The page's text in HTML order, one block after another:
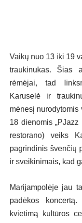
Vaikų nuo 13 iki 19
traukinukas. Šias
rėmėjai, tad
Karuselė ir
mėnesį nurodytomis
18 dienomis „PJazz
restorano) veiks
pagrindinis švenčių
ir sveikinimais, kad
Marijampolėje jau
padėkos
kvietimą kultūros